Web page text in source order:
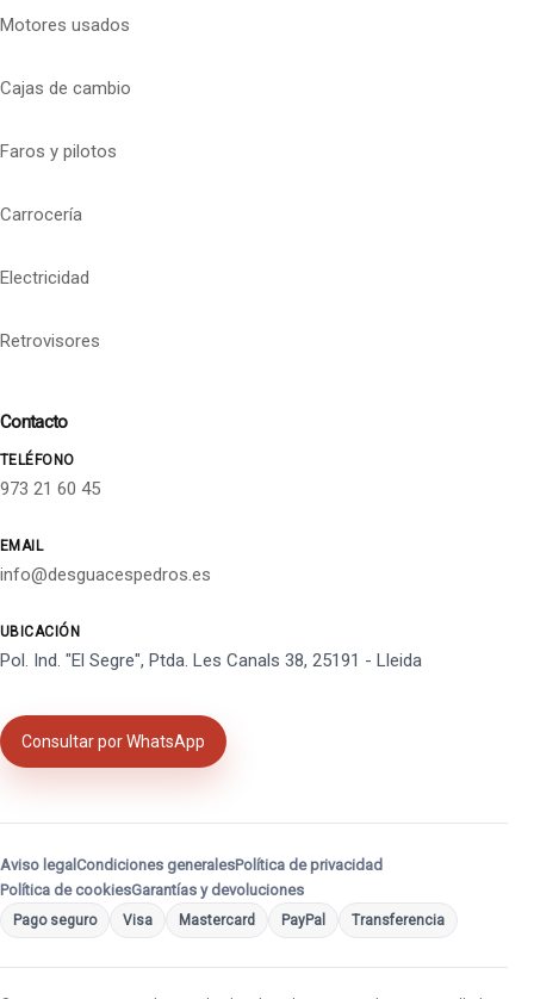
Motores usados
Cajas de cambio
Faros y pilotos
Carrocería
Electricidad
Retrovisores
Contacto
TELÉFONO
973 21 60 45
EMAIL
info@desguacespedros.es
UBICACIÓN
Pol. Ind. "El Segre", Ptda. Les Canals 38, 25191 - Lleida
Consultar por WhatsApp
Aviso legal Condiciones generalesPolítica de privacidad
Política de cookiesGarantías y devoluciones
Pago seguro Visa Mastercard PayPal Transferencia